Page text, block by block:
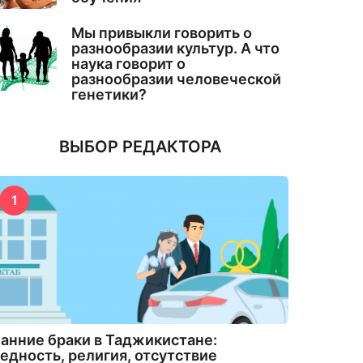
Мы привыкли говорить о
разнообразии культур. А что
наука говорит о
разнообразии человеческой
генетики?
ВЫБОР РЕДАКТОРА
1
браки в Таджикистане:
религия, отсутствие